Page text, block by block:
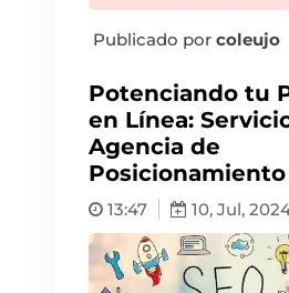
Publicado por coleujo
Potenciando tu
en Línea:
Agencia de
Posicionamiento
13:47 10, Jul,